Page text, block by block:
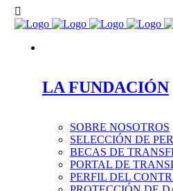
LA FUNDACIÓN
SOBRE NOSOTROS
SELECCIÓN DE
BECAS DE
PORTAL DE
PERFIL DEL